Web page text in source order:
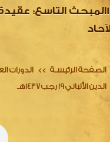
10المبحث التاسع:
الصفحة الرئيسـة >> الدورات
الدين الألباني 19 رجب 1437هـ